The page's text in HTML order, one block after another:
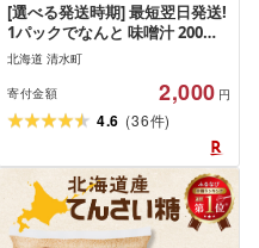
[選べる発送時期] 最短翌日発送!
1パックでなんと 味噌汁 200杯
分! お手軽だし 大平原の味噌汁
のだし 出汁 かつお節 鰹節 さば
煮干し 万能だし だしの素 みそ
汁 お買い物マラソン 買い回り
2000円 2,000円 二千円 スーパー
北海道 清水町
寄付金額 2,000 円
4.6 (36件)